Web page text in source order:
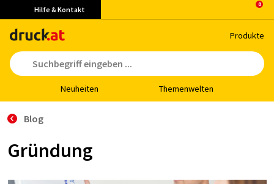
Hilfe & Kontakt
Pro­duk­te
Neu­hei­ten The­men­wel­ten
Blog
Gründung